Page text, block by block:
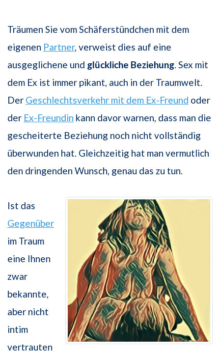
Träumen Sie vom Schäferstündchen mit dem
eigenen Partner, verweist dies auf eine
ausgeglichene und glückliche Beziehung . Sex mit
dem Ex ist immer pikant, auch in der Traumwelt.
Der Geschlechtsverkehr mit dem Ex-Freund oder
der Ex-Freundin kann davor warnen, dass man die
gescheiterte Beziehung noch nicht vollständig
überwunden hat. Gleichzeitig hat man vermutlich
den dringenden Wunsch, genau das zu tun.
Ist das
Gegenüber
im Traum
eine Ihnen
zwar
bekannte,
aber nicht
intim
vertrauten